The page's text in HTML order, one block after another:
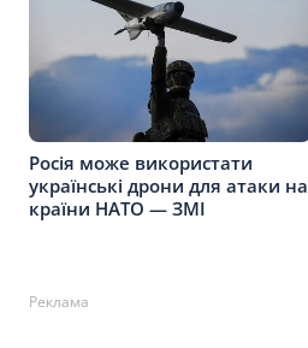
Росія може використати
українські дрони для атаки на
країни НАТО — ЗМІ
Реклама